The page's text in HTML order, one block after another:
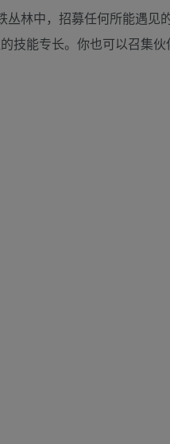
林中，招募任何所能遇见
技能专长。你也可以召集